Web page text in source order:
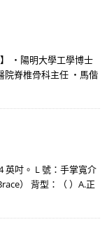
・陽明大學工學博士
院脊椎骨科主任 ・馬偕
英吋。 L 號：手掌寬介
） 背型：（ ）A.正